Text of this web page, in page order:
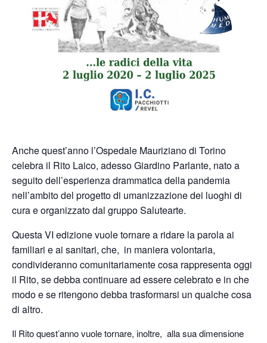
Anche quest’anno l’Ospedale Mauriziano di Torino
celebra il Rito Laico, adesso Giardino Parlante, nato a
seguito dell’esperienza drammatica della pandemia
nell’ambito del progetto di umanizzazione dei luoghi di
cura e organizzato dal gruppo Salutearte.
Questa VI edizione vuole tornare a ridare la parola ai
familiari e ai sanitari, che, in maniera volontaria,
condivideranno comunitariamente cosa rappresenta oggi
il Rito, se debba continuare ad essere celebrato e in che
modo e se ritengono debba trasformarsi un qualche cosa
di altro.
Il Rito quest’anno vuole tornare, inoltre, alla sua dimensione